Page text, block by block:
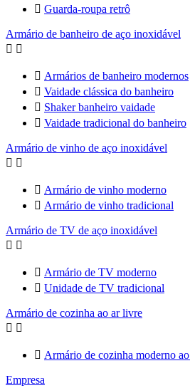
 Guarda-roupa retrô
Armário de banheiro de aço inoxidável
 
 Armários de banheiro modernos
 Vaidade clássica do banheiro
 Shaker banheiro vaidade
 Vaidade tradicional do banheiro
Armário de vinho de aço inoxidável
 
 Armário de vinho moderno
 Armário de vinho tradicional
Armário de TV de aço inoxidável
 
 Armário de TV moderno
 Unidade de TV tradicional
Armário de cozinha ao ar livre
 
 Armário de cozinha moderno
Empresa